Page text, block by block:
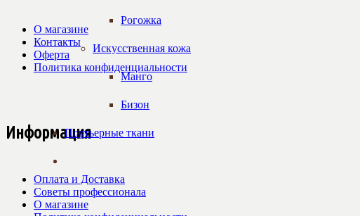
Рогожка
Искусственная кожа
Манго
Бизон
Портьерные ткани
О магазине
Контакты
Оферта
Политика конфиденциальности
Информация
Оплата и Доставка
Советы профессионала
О магазине